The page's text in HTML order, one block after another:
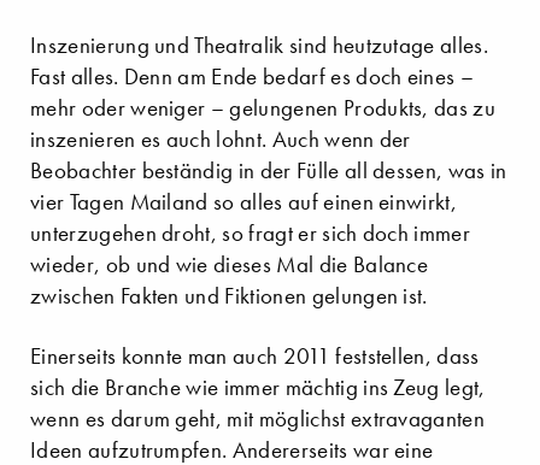
Inszenierung und Theatralik sind heutzutage alles.
Fast alles. Denn am Ende bedarf es doch eines –
mehr oder weniger – gelungenen Produkts, das zu
inszenieren es auch lohnt. Auch wenn der
Beobachter beständig in der Fülle all dessen, was in
vier Tagen Mailand so alles auf einen einwirkt,
unterzugehen droht, so fragt er sich doch immer
wieder, ob und wie dieses Mal die Balance
zwischen Fakten und Fiktionen gelungen ist.
Einerseits konnte man auch 2011 feststellen, dass
sich die Branche wie immer mächtig ins Zeug legt,
wenn es darum geht, mit möglichst extravaganten
Ideen aufzutrumpfen. Andererseits war eine